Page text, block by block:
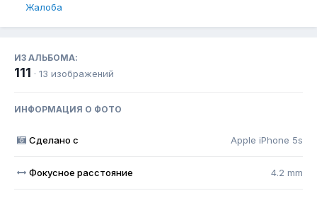
Жалоба
ИЗ АЛЬБОМА:
111 · 13 изображений
ИНФОРМАЦИЯ О ФОТО
Сделано с Apple iPhone 5s
Фокусное расстояние 4.2 mm